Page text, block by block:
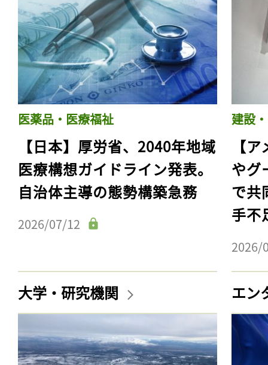
医薬品・医療福祉
【日本】厚労省、2040年地域
医療構想ガイドライン発表。
自治体主導の態勢構築急務
2026/07/12
建設
【
やグ
で共
手不
2026/
大学・研究機関 エン